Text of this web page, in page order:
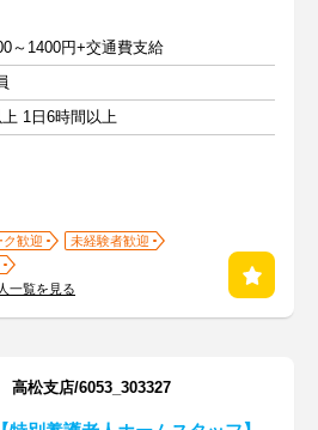
～1400円+交通費支給
1日6時間以上
ク歓迎
未経験者歓迎
一覧を見る
松支店/6053_303327